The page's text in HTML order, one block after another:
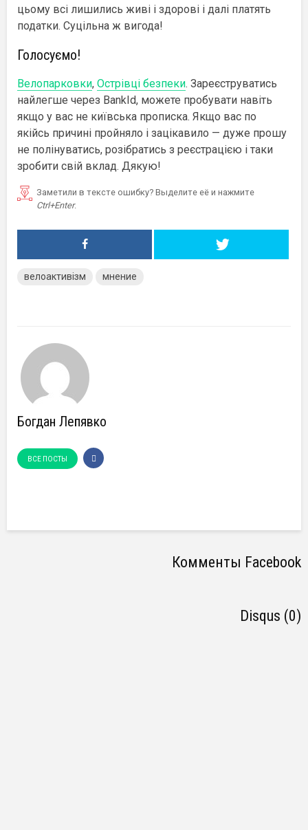
цьому всі лишились живі і здорові і далі платять
податки. Суцільна ж вигода!
Голосуємо!
Велопарковки, Острівці безпеки. Зареєструватись
найлегше через BankId, можете пробувати навіть
якщо у вас не київська прописка. Якщо вас по
якійсь причині пройняло і зацікавило — дуже прошу
не полінуватись, розібратись з реєстрацією і таки
зробити свій вклад. Дякую!
Заметили в тексте ошибку? Выделите её и нажмите
Ctrl+Enter.
велоактивізм мнение
Богдан Лепявко
ВСЕ ПОСТЫ
Комменты Facebook
Disqus (0)